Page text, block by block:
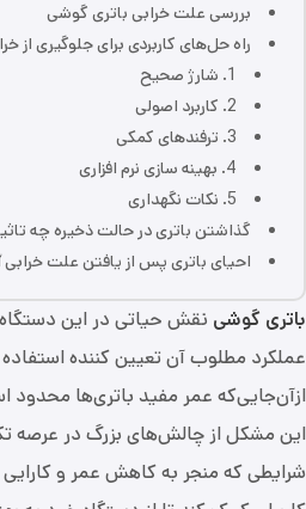
بررسی علت خرابی باتری گوشی
راه حل‌های کاربردی برای جلوگیری از
1. شارژ صحیح
2. کاربرد اصولی
3. ترفندهای کمکی
4. بهینه سازی نرم افزاری
5. نکات نگهداری
گذاشتن باتری در حالت ذخیره چه
احیای باتری پس از یافتن علت خرابی
باتری‌ گوشی نقش حیاتی در این
عملکرد مطلوب آن تعیین کننده
ازآن‌جایی‌که عمر مفید باتری‌ها محدود
این مشکل از چالش‌های بزرگ در عرصه
شرایطی که منجر به کاهش عمر و